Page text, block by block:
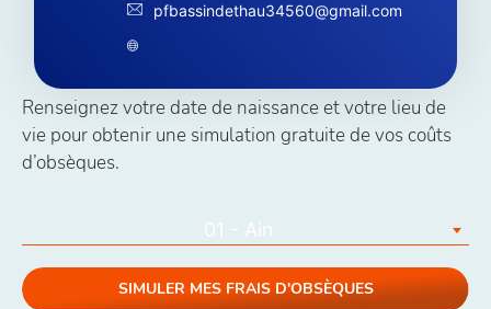
pfbassindethau34560@gmail.com
Simuler vos coûts obsèques
Renseignez votre date de naissance et votre lieu de
vie pour obtenir une simulation gratuite de vos coûts
d’obsèques.
01 - Ain
SIMULER MES FRAIS D'OBSÈQUES